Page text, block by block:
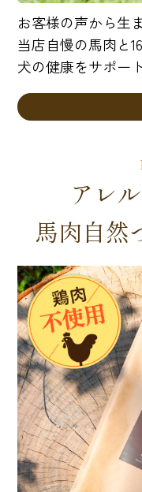
お客様の声から生
当店自慢の馬肉と
犬の健康をサポー
アレ
馬肉自然